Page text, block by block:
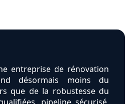
entreprise de rénovation
désormais moins du
que de la robustesse du